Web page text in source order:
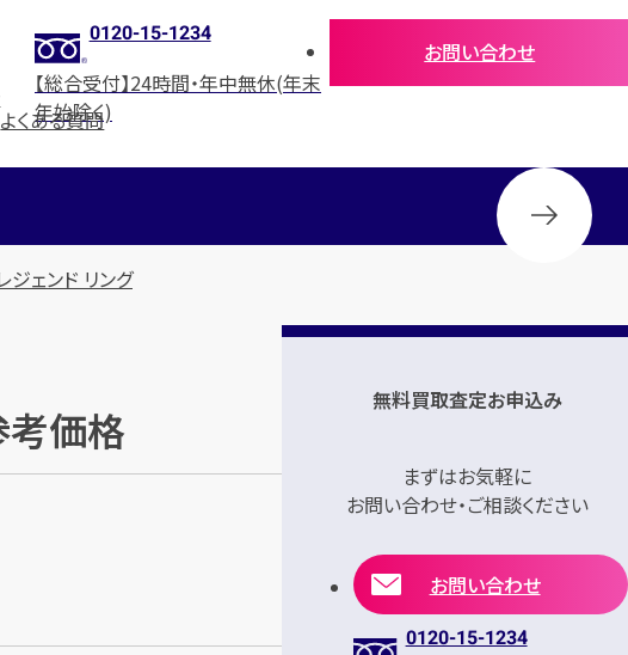
0120-15-1234
【総合受付】24時間・年中無休(年末
年始除く)
お問い合わせ
よくある質問
ジェンド リング
考価格
無料買取査定お申込み
まずはお気軽に
お問い合わせ・ご相談ください
お問い合わせ
0120-15-1234